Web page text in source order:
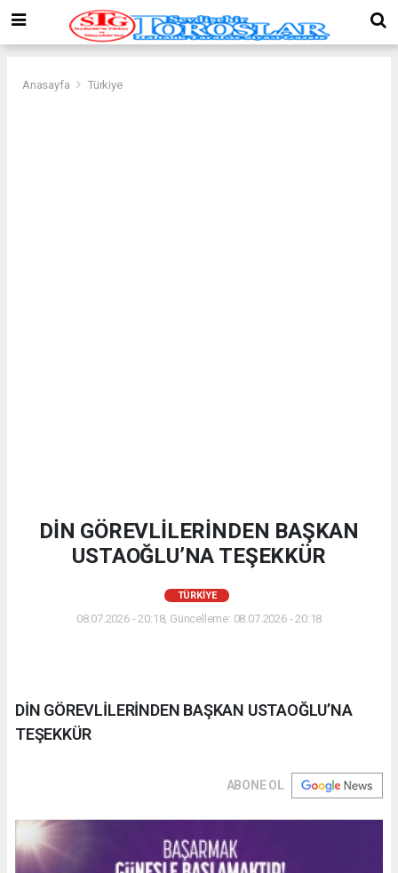
Anasayfa Türkiye
DİN GÖREVLİLERİNDEN BAŞKAN
USTAOĞLU’NA TEŞEKKÜR
TÜRKIYE
08.07.2026 - 20:18, Güncelleme: 08.07.2026 - 20:18
DİN GÖREVLİLERİNDEN BAŞKAN USTAOĞLU’NA
TEŞEKKÜR
ABONE OL